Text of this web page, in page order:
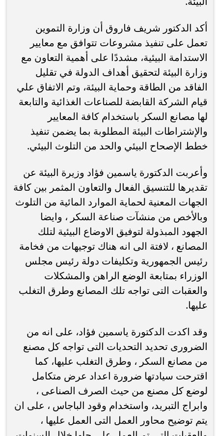
أكد الدكتور شريف فاروق أن وزارة التموين
تعمل على تنفيذ مشروعات تتوافق مع معايير
الاستدامة البيئية، مشددًا على أهمية التعاون مع
وزارة البيئة لتحقيق أهداف الدولة في تقليل
الفاقد من الطاقة وحماية البيئة، وتم الاتفاق علي
قيام الشركة القابضة للصناعات الغذائية والتابعة
لها مصانع السكر باستخدام كافة المعايير
والإشتراطات البيئة المطلوبة بما يضمن تنفيذ
خطط الإصحاح البيئي والحد من التلوث البيئي.
وأعربت الدكتورة ياسمين فؤاد وزيرة البيئة عن
تقديرها للتنسيق الفعال والتعاون المثمر بين كافة
الجهات المعنية لحماية الموارد المائية من التلوث
وبالأخص من منشآت صناعة السكر ، وايضا
الجهود المبذولة لتوفيق الاوضاع البيئية لتلك
المصانع ، لافتة الى انه هناك توجيهات من فخامة
رئيس الجمهورية وتكليفات دولة رئيس مجلس
الوزراء بمتابعة الوضع الراهن والمشكلات
والعقبات التى تواجه تلك المصانع وطرق التغلب
عليها.
وقد اكدت الدكتورة ياسمين فؤاد، على انه من
الضرورى تحديد التحديات التى تواجه كل مصنع
من مصانع السكر ، وطرق التغلب عليها، كما
اقترحت سيادتها ضرورة اعداد عرض متكامل
لوضع كل مصنع من حيث الصرف الصناعى ،
وابراج التبريد، واستخدام وقود الباجاس ، على ان
يتم توضيح محاور العمل التى العمل عليها ،